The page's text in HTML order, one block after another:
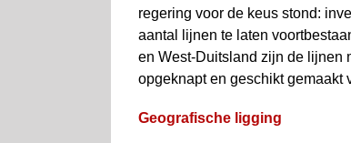
regering voor de keus stond:
aantal lijnen te laten
en West-Duitsland zijn de lijnen
opgeknapt en geschikt gemaakt
Geografische ligging